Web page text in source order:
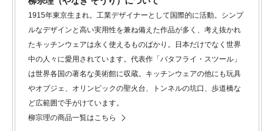
1915年東京生まれ。工業デザイナーとして国際的に活動。シンプ
ルなデザインと高い実用性を兼ね備えた作品が多く、考え抜かれ
たキッチンウェアは永く使えるものばかり。日本だけでなく世界
中の人々に愛用されています。代表作「バタフライ・スツール」
は世界各国の著名な美術館に収蔵。キッチンウェアの他にも玩具
やオブジェ、オリンピックの聖火台、トンネルの坑口、歩道橋な
ど広範囲で手がけています。
柳宗理の商品一覧はこちら